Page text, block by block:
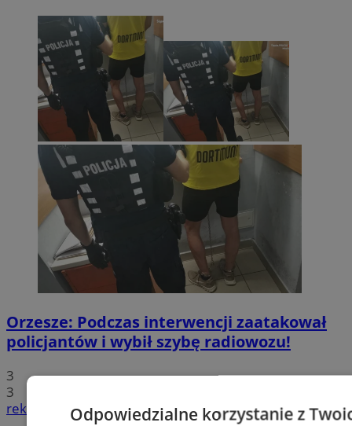
Orzesze: Podczas interwencji zaatakował
policjantów i wybił szybę radiowozu!
3
3
reklama
Odpowiedzialne korzystanie z